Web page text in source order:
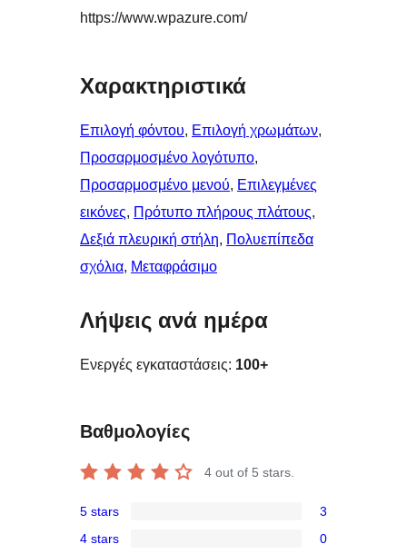
https://www.wpazure.com/
Χαρακτηριστικά
Επιλογή φόντου, Επιλογή χρωμάτων
Προσαρμοσμένο λογότυπο
Προσαρμοσμένο μενού, Επιλεγμένες
εικόνες, Πρότυπο πλήρους πλάτους
Δεξιά πλευρική στήλη, Πολυεπίπεδα
σχόλια, Μεταφράσιμο
Λήψεις ανά ημέρα
Ενεργές εγκαταστάσεις: 100+
Βαθμολογίες
4 out of 5 stars.
5-
5 stars 3
4 stars 0